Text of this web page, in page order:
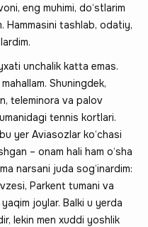
eng muhimi, do‘stlarim
Hammasini tashlab, odatiy,
unchalik katta emas.
Shuningdek,
teleminora va palov
tennis kortlari.
yer Aviasozlar ko‘chasi
– onam hali ham o‘sha
narsani juda sog‘inardim:
Parkent tumani va
joylar. Balki u yerda
lekin men xuddi yoshlik